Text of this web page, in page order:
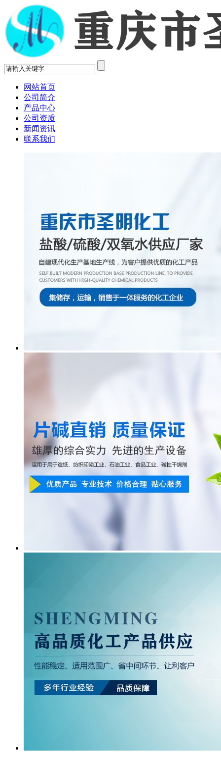
网站首页
公司简介
产品中心
公司资质
新闻资讯
联系我们